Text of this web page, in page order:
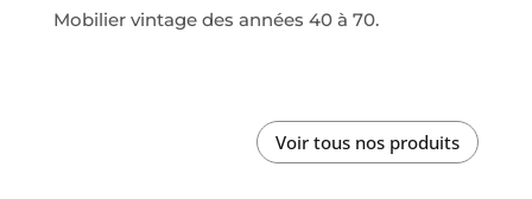
Mobilier vintage des années 40 à 70.
Voir tous nos produits